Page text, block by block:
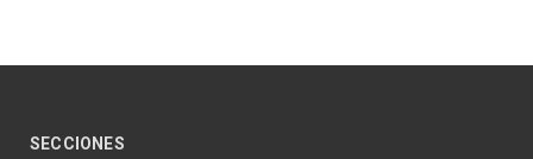
SECCIONES